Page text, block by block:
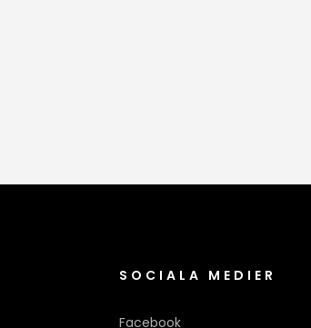
SOCIALA MEDIER
Facebook